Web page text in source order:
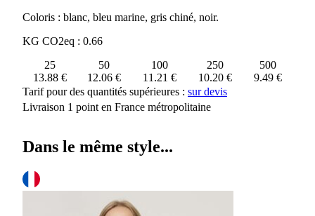
Coloris : blanc, bleu marine, gris chiné, noir.
KG CO2eq : 0.66
25
50 100 250
500
13.88 €
12.06 € 11.21 € 10.20 €
9.49 €
Tarif pour des quantités supérieures : sur devis
Livraison 1 point en France métropolitaine
Dans le même style...